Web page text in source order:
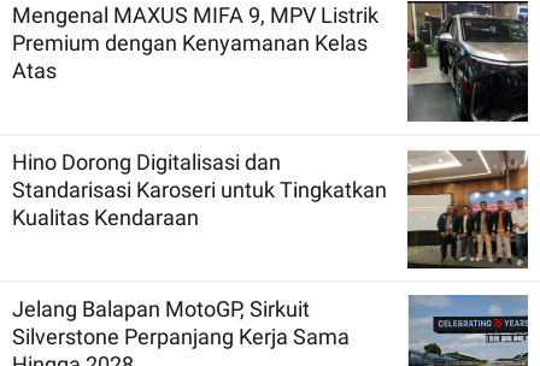
Mengenal MAXUS MIFA 9, MPV Listrik
Premium dengan Kenyamanan Kelas
Atas
Hino Dorong Digitalisasi dan
Standarisasi Karoseri untuk Tingkatkan
Kualitas Kendaraan
Jelang Balapan MotoGP, Sirkuit
Silverstone Perpanjang Kerja Sama